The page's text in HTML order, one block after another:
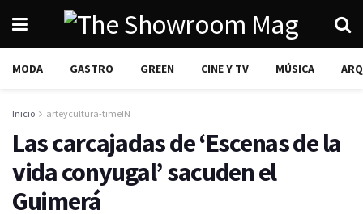
MODA GASTRO GREEN CINE Y TV MÚSICA
Inicio arteycultura-timeIN
Las carcajadas de ‘Escenas de la
vida conyugal’ sacuden el
Guimerá